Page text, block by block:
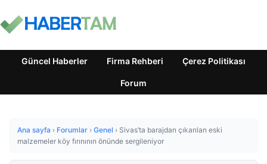
Güncel Haberler Firma Rehberi Çerez Politikası
Forum
Ana sayfa › Forumlar › Genel › Sivas’ta barajdan çıkarılan eski
malzemeler köy fırınının önünde sergileniyor